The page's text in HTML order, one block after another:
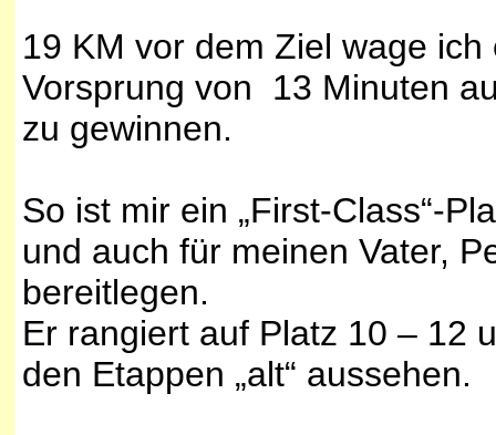
19 KM vor dem Ziel wage
Vorsprung von 13 Minuten
zu gewinnen.
So ist mir ein „First-Class“-
und auch für meinen Vater,
bereitlegen.
Er rangiert auf Platz 10 – 12
den Etappen „alt“ aussehen.